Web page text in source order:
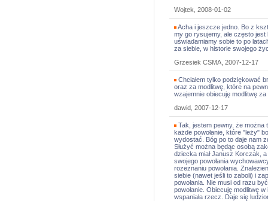
Wojtek, 2008-01-02
Acha i jeszcze jedno. Bo z
my go rysujemy, ale często
uświadamiamy sobie to po
za siebie, w historie swojego
Grzesiek CSMA, 2007-12-17
Chciałem tylko podziękować
oraz za modlitwę, które na
wzajemnie obiecuję modlitwę
dawid, 2007-12-17
Tak, jestem pewny, że można
każde powołanie, które "leży"
wydostać. Bóg po to daje nam
Służyć można będąc osobą
dziecka miał Janusz Korczak,
swojego powołania
rozeznaniu powołania.
siebie (nawet jeśli to zaboli) i
powołania. Nie musi od razu
powołanie. Obiecuję modlitwę
wspaniała rzecz. Daje się